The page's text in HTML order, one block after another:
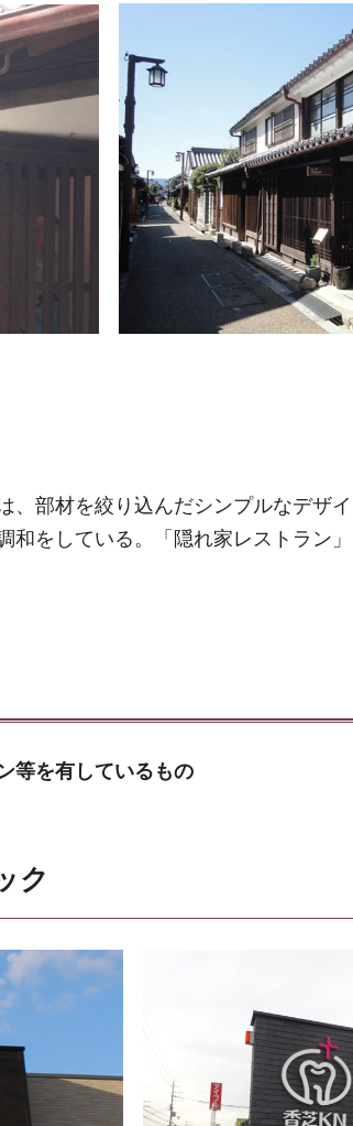
、部材を絞り込んだシンプルなデザ
和をしている。「隠れ家レストラン
等を有しているもの
ク